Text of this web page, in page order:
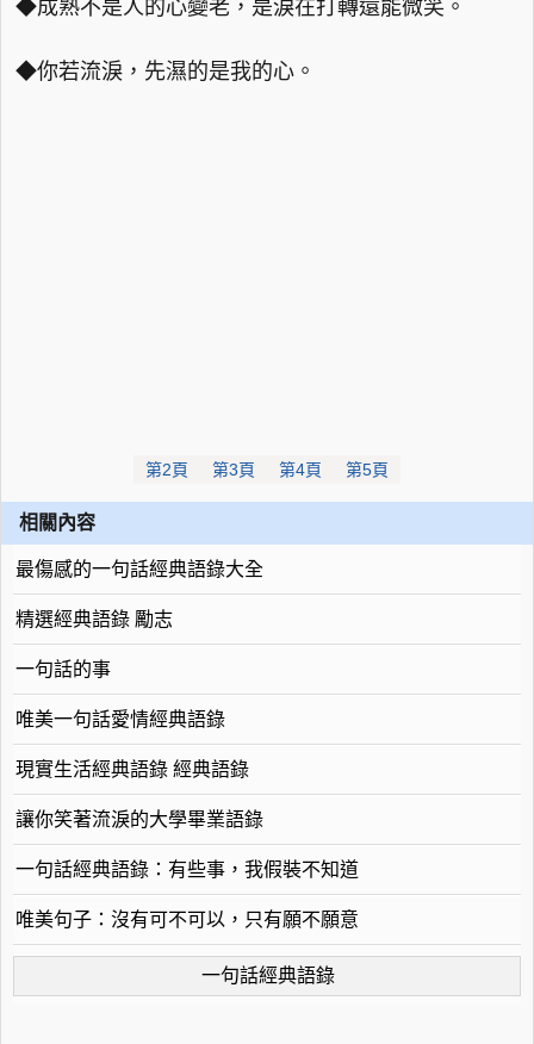
◆成熟不是人的心變老，是淚在打轉還能微笑。
◆你若流淚，先濕的是我的心。
第2頁 第3頁 第4頁 第5頁
相關內容
最傷感的一句話經典語錄大全
精選經典語錄 勵志
一句話的事
唯美一句話愛情經典語錄
現實生活經典語錄 經典語錄
讓你笑著流淚的大學畢業語錄
一句話經典語錄：有些事，我假裝不知道
唯美句子：沒有可不可以，只有願不願意
一句話經典語錄